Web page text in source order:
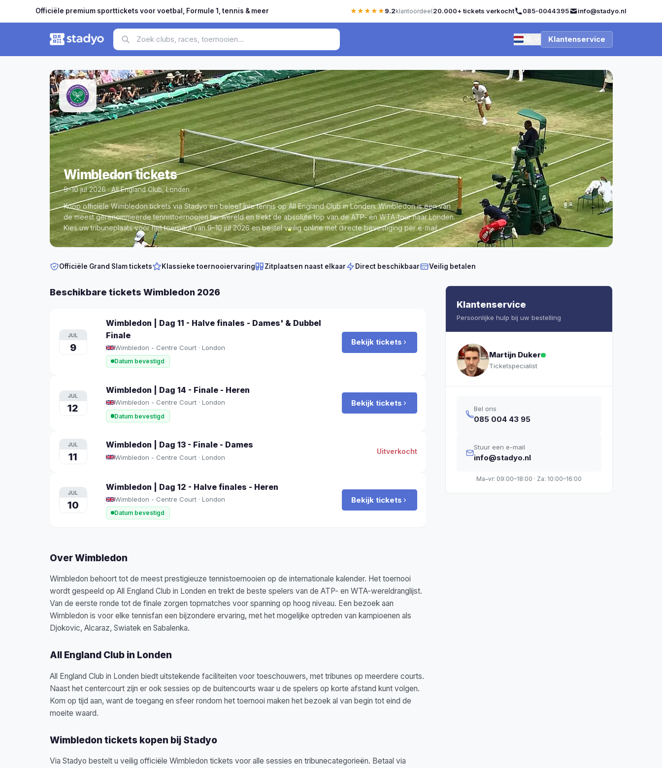
Officiële premium sporttickets voor voetbal, Formule 1, tennis & meer ★★★★★9.2klantoordeel 20.000+ tickets verkocht 085-0044395 info@stadyo.nl
Klantenservice
Wimbledon tickets
9–10 jul 2026 ·All England Club ,Londen
Koop officiële Wimbledon tickets via Stadyo en beleef live tennis op All England Club in Londen. Wimbledon is een van
de meest gerenommeerde tennistoernooien ter wereld en trekt de absolute top van de ATP- en WTA-tour naar Londen.
Kies uw tribuneplaats voor het toernooi van 9–10 jul 2026 en bestel veilig online met directe bevestiging per e-mail.
Officiële Grand Slam tickets Klassieke toernooiervaring Zitplaatsen naast elkaar Direct beschikbaar Veilig betalen
Beschikbare tickets Wimbledon 2026
JUL
9
Wimbledon | Dag 11 - Halve finales - Dames' & Dubbel
Finale
Wimbledon - Centre Court · London
Datum bevestigd
Bekijk tickets
JUL
12
Wimbledon | Dag 14 - Finale - Heren
Wimbledon - Centre Court · London
Datum bevestigd
Bekijk tickets
JUL
11
Wimbledon | Dag 13 - Finale - Dames
Wimbledon - Centre Court · London
Uitverkocht
JUL
10
Wimbledon | Dag 12 - Halve finales - Heren
Wimbledon - Centre Court · London
Datum bevestigd
Bekijk tickets
Over Wimbledon
Wimbledon behoort tot de meest prestigieuze tennistoernooien op de internationale kalender. Het toernooi
wordt gespeeld op All England Club in Londen en trekt de beste spelers van de ATP- en WTA-wereldranglijst.
Van de eerste ronde tot de finale zorgen topmatches voor spanning op hoog niveau. Een bezoek aan
Wimbledon is voor elke tennisfan een bijzondere ervaring, met het mogelijke optreden van kampioenen als
Djokovic, Alcaraz, Swiatek en Sabalenka.
All England Club in Londen
All England Club in Londen biedt uitstekende faciliteiten voor toeschouwers, met tribunes op meerdere courts.
Naast het centercourt zijn er ook sessies op de buitencourts waar u de spelers op korte afstand kunt volgen.
Kom op tijd aan, want de toegang en sfeer rondom het toernooi maken het bezoek al van begin tot eind de
moeite waard.
Wimbledon tickets kopen bij Stadyo
Via Stadyo bestelt u veilig officiële Wimbledon tickets voor alle sessies en tribunecategorieën. Betaal via
Klantenservice
Persoonlijke hulp bij uw bestelling
Martijn Duker
Ticketspecialist
Bel ons
085 004 43 95
Stuur een e-mail
info@stadyo.nl
Ma–vr: 09:00–18:00 · Za: 10:00–16:00